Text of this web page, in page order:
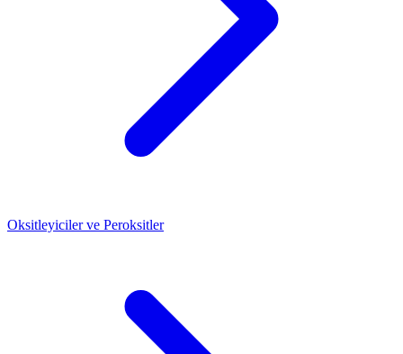
Oksitleyiciler ve Peroksitler